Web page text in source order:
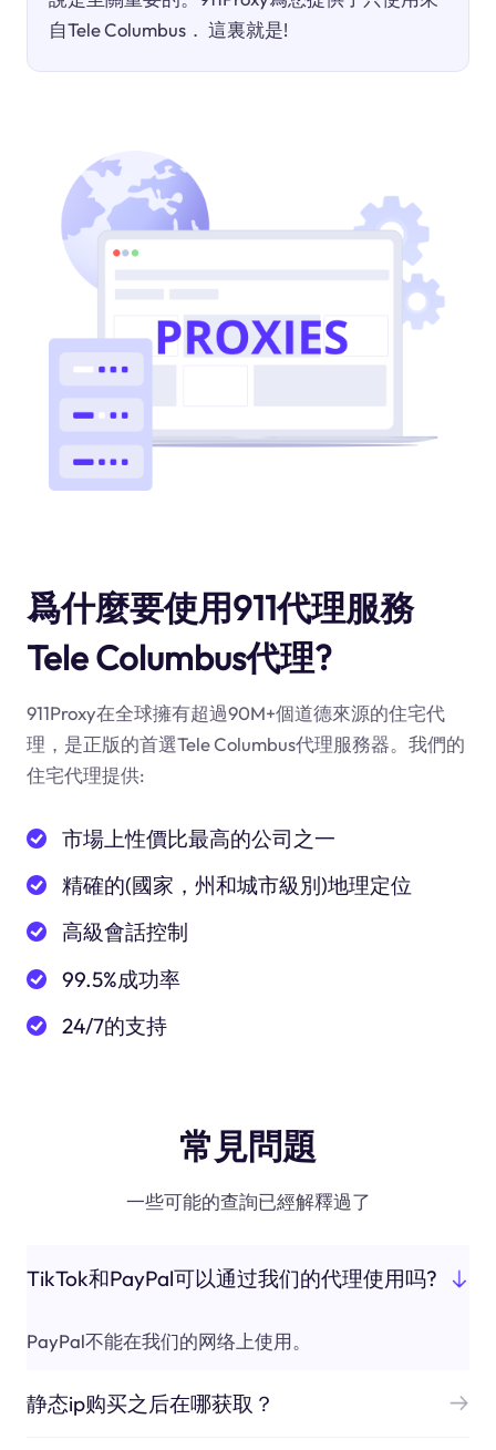
自Tele Columbus． 這裏就是!
爲什麼要使用911代理服務
Tele Columbus代理?
911Proxy在全球擁有超過90M+個道德來源的住宅代
理，是正版的首選Tele Columbus代理服務器。我們的
住宅代理提供:
市場上性價比最高的公司之一
精確的(國家，州和城市級別)地理定位
高級會話控制
99.5%成功率
24/7的支持
常見問題
一些可能的查詢已經解釋過了
TikTok和PayPal可以通过我们的代理使用吗?
PayPal不能在我们的网络上使用。
静态ip购买之后在哪获取？